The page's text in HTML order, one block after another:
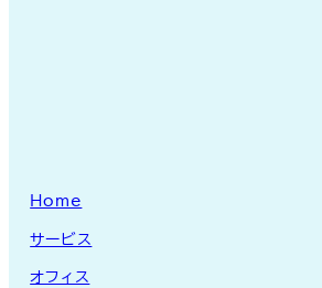
Home
サービス
オフィス